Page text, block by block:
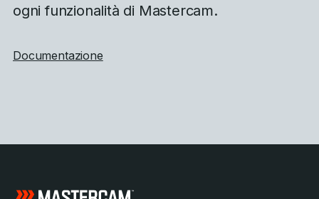
ogni funzionalità di Mastercam.
Documentazione